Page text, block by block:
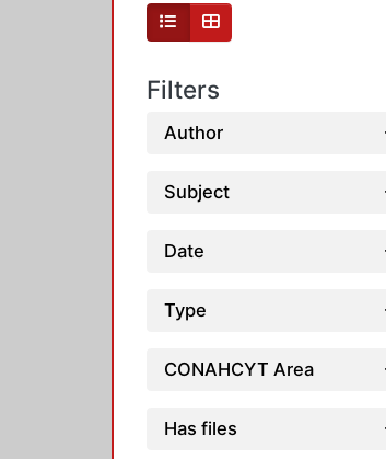
Filters
Author
Subject
Date
Type
CONAHCYT Area
Has files